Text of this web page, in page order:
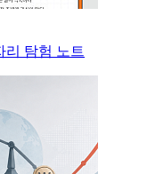
리 탐험 노트